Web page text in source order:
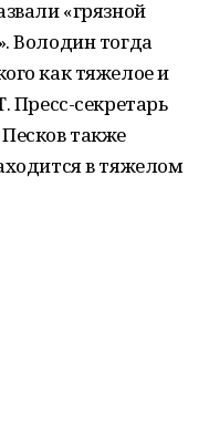
«грязной
Володин тогда
как тяжелое и
Пресс-секретарь
также
в тяжелом